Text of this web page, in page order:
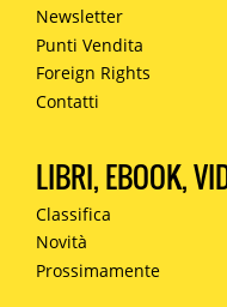
Newsletter
Punti Vendita
Foreign Rights
Contatti
LIBRI, EBOOK,
Classifica
Novità
Prossimamente